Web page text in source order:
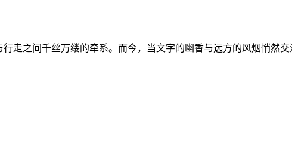
走之间千丝万缕的牵系。而今，当文字的幽香与远方的风烟悄然